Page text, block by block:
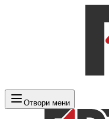
Отвори мени